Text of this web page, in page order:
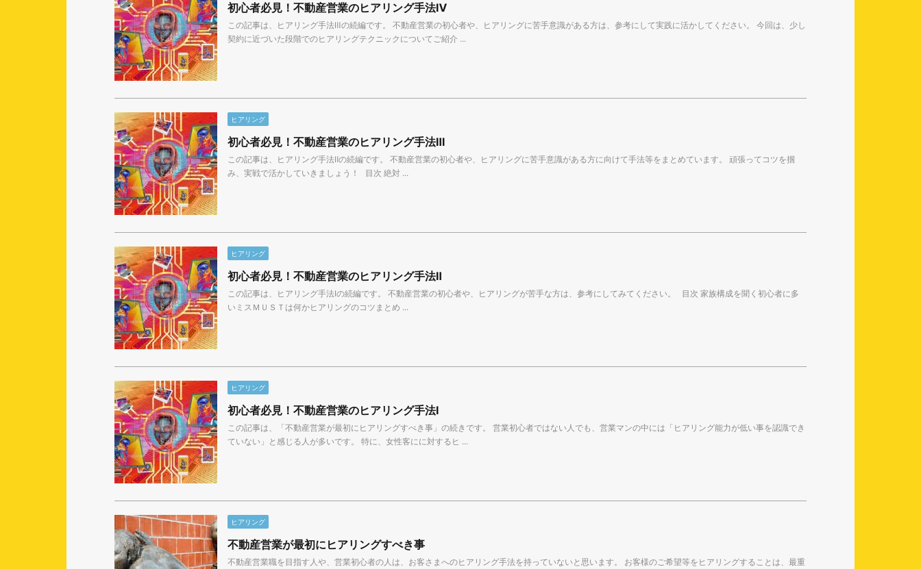
初心者必見！不動産営業のヒアリング手法Ⅳ
この記事は、ヒアリング手法Ⅲの続編です。 不動産営業の初心者や、ヒアリングに苦手意識がある方は、参考にして実践に活かしてください。 今回は、少し
契約に近づいた段階でのヒアリングテクニックについてご紹介 ...
ヒアリング
初心者必見！不動産営業のヒアリング手法Ⅲ
この記事は、ヒアリング手法Ⅱの続編です。 不動産営業の初心者や、ヒアリングに苦手意識がある方に向けて手法等をまとめています。 頑張ってコツを掴
み、実戦で活かしていきましょう！ 目次 絶対 ...
ヒアリング
初心者必見！不動産営業のヒアリング手法Ⅱ
この記事は、ヒアリング手法Ⅰの続編です。 不動産営業の初心者や、ヒアリングが苦手な方は、参考にしてみてください。 目次 家族構成を聞く初心者に多
いミスＭＵＳＴは何かヒアリングのコツまとめ ...
ヒアリング
初心者必見！不動産営業のヒアリング手法Ⅰ
この記事は、「不動産営業が最初にヒアリングすべき事」の続きです。 営業初心者ではない人でも、営業マンの中には「ヒアリング能力が低い事を認識でき
ていない」と感じる人が多いです。 特に、女性客にに対するヒ ...
ヒアリング
不動産営業が最初にヒアリングすべき事
不動産営業職を目指す人や、営業初心者の人は、お客さまへのヒアリング手法を持っていないと思います。 お客様のご希望等をヒアリングすることは、最重